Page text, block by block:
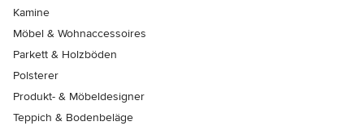
Kamine
Möbel & Wohnaccessoires
Parkett & Holzböden
Polsterer
Produkt- & Möbeldesigner
Teppich & Bodenbeläge